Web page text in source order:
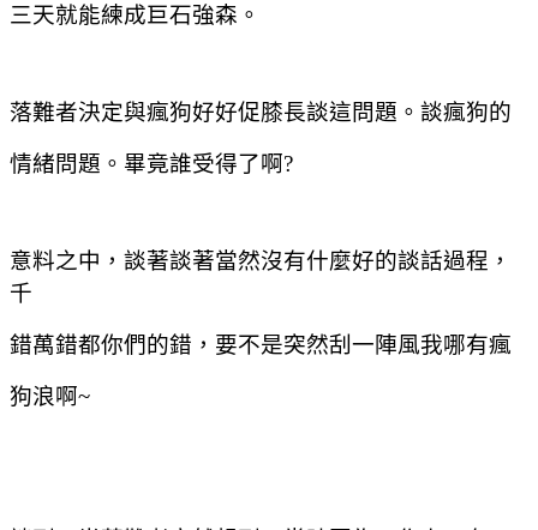
三天就能練成巨石強森。
落難者決定與瘋狗好好促膝長談這問題。談瘋狗的
情緒問題。畢竟誰受得了啊?
意料之中，談著談著當然沒有什麼好的談話過程，
千
錯萬錯都你們的錯，要不是突然刮一陣風我哪有瘋
狗浪啊~